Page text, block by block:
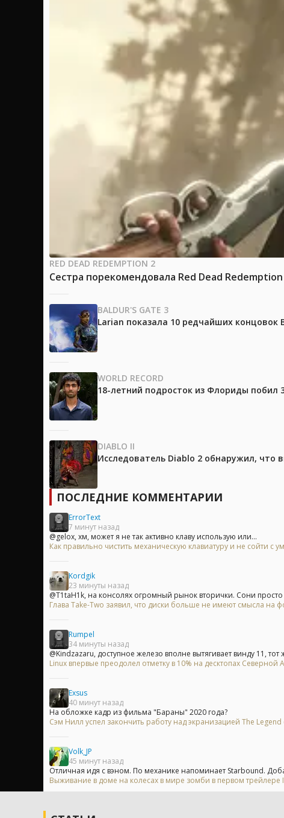
RED DEAD REDEMPTION 2
Сестра порекомендовала Red Dead
BALDUR'S GATE 3
Larian показала 10 редчайших концовок
WORLD RECORD
18-летний подросток из Флориды
DIABLO II
Исследователь Diablo 2 обнаружил, что
ПОСЛЕДНИЕ КОММЕНТАРИИ
ErrorText
7 минут назад
@gelox, хм, может я не так активно клаву использую или...
Как правильно чистить механическую клавиатуру и не сойти с
Kordgik
23 минуты назад
@T1taH1k, на консолях огромный рынок вторички. Сони
Глава Take-Two заявил, что диски больше не имеют смысла на
Rumpel
34 минуты назад
@Kindzazaru, доступное железо вполне вытягивает винду 11, тот
Linux впервые преодолел отметку в 10% на десктопах
Exsus
40 минут назад
На обложке кадр из фильма "Бараны" 2020 года?
Сэм Нилл успел закончить работу над экранизацией The
Volk_JP
45 минут назад
Отличная идя с вэном. По механике напоминает Starbound.
Выживание в доме на колесах в мире зомби в первом трейлере